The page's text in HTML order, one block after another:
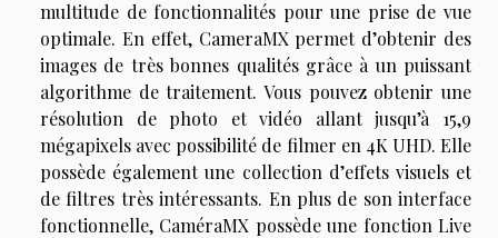
multitude de fonctionnalités pour une prise de vue
optimale. En effet, CameraMX permet d’obtenir des
images de très bonnes qualités grâce à un puissant
algorithme de traitement. Vous pouvez obtenir une
résolution de photo et vidéo allant jusqu’à 15,9
mégapixels avec possibilité de filmer en 4K UHD. Elle
possède également une collection d’effets visuels et
de filtres très intéressants. En plus de son interface
fonctionnelle, CaméraMX possède une fonction Live